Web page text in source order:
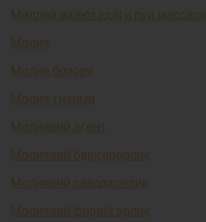
Миллий валютадаги пул массаси
Молия
Молия бозори
Молия тизими
Молиявий агент
Молиявий барқарорлик
Молиявий саводхонлик
Молиявий фирибгарлик